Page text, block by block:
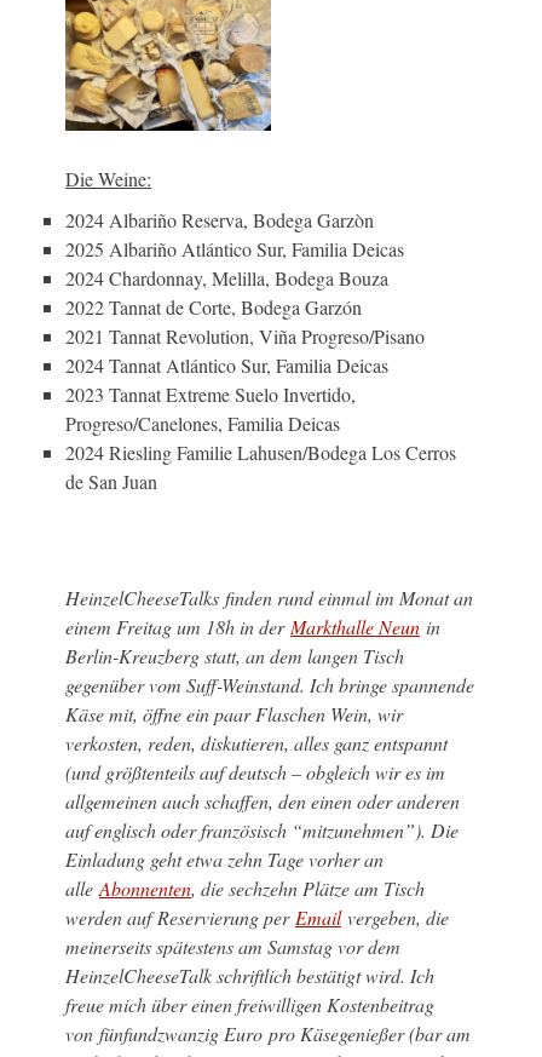
Die Weine:
2024 Albariño Reserva, Bodega Garzòn
2025 Albariño Atlántico Sur, Familia Deicas
2024 Chardonnay, Melilla, Bodega Bouza
2022 Tannat de Corte, Bodega Garzón
2021 Tannat Revolution, Viña Progreso/Pisano
2024 Tannat Atlántico Sur, Familia Deicas
2023 Tannat Extreme Suelo Invertido,
Progreso/Canelones, Familia Deicas
2024 Riesling Familie Lahusen/Bodega Los Cerros
de San Juan
HeinzelCheeseTalks finden rund einmal im Monat an
einem Freitag um 18h in der Markthalle Neun in
Berlin-Kreuzberg statt, an dem langen Tisch
gegenüber vom Suff-Weinstand. Ich bringe spannende
Käse mit, öffne ein paar Flaschen Wein, wir
verkosten, reden, diskutieren, alles ganz entspannt
(und größtenteils auf deutsch – obgleich wir es im
allgemeinen auch schaffen, den einen oder anderen
auf englisch oder französisch “mitzunehmen”). Die
Einladung geht etwa zehn Tage vorher an
alle Abonnenten, die sechzehn Plätze am Tisch
werden auf Reservierung per Emailvergeben, die
meinerseits spätestens am Samstag vor dem
HeinzelCheeseTalk schriftlich bestätigt wird. Ich
freue mich über einen freiwilligen Kostenbeitrag
von fünfundzwanzig Euro pro Käsegenießer (bar am